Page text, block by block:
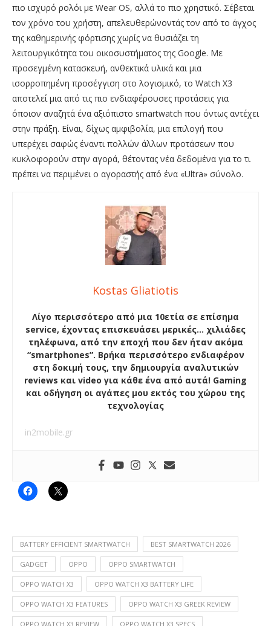
πιο ισχυρό ρολόι με Wear OS, αλλά το πιο χρηστικό. Σέβεται
τον χρόνο του χρήστη, απελευθερώνοντάς τον από το άγχος
της καθημερινής φόρτισης χωρίς να θυσιάζει τη
λειτουργικότητα του οικοσυστήματος της Google. Με
προσεγμένη κατασκευή, ανθεκτικά υλικά και μια
ισορροπημένη προσέγγιση στο λογισμικό, το Watch X3
αποτελεί μια από τις πιο ενδιαφέρουσες προτάσεις για
όποιον αναζητά ένα αξιόπιστο smartwatch που όντως αντέχει
στην πράξη. Είναι, δίχως αμφιβολία, μια επιλογή που
υπερέχει σαφώς έναντι πολλών άλλων προτάσεων που
κυκλοφορούν στην αγορά, θέτοντας νέα δεδομένα για το τι
πρέπει να περιμένει ο αγοραστής από ένα «Ultra» σύνολο.
Kostas Gliatiotis
Λίγο περισσότερο από μια 10ετία σε επίσημα
service, έχοντας επισκευάσει μερικές… χιλιάδες
τηλέφωνα, από την εποχή που δεν ήταν ακόμα
“smartphones”. Βρήκα περισσότερο ενδιαφέρον
στη δοκιμή τους, την δημιουργία αναλυτικών
reviews και video για κάθε ένα από αυτά! Gaming
και οδήγηση οι αγάπες μου εκτός του χώρου της
τεχνολογίας
in2mobile.gr
BATTERY EFFICIENT SMARTWATCH BEST SMARTWATCH 2026
GADGET OPPO OPPO SMARTWATCH
OPPO WATCH X3 OPPO WATCH X3 BATTERY LIFE
OPPO WATCH X3 FEATURES OPPO WATCH X3 GREEK REVIEW
OPPO WATCH X3 REVIEW OPPO WATCH X3 SPECS